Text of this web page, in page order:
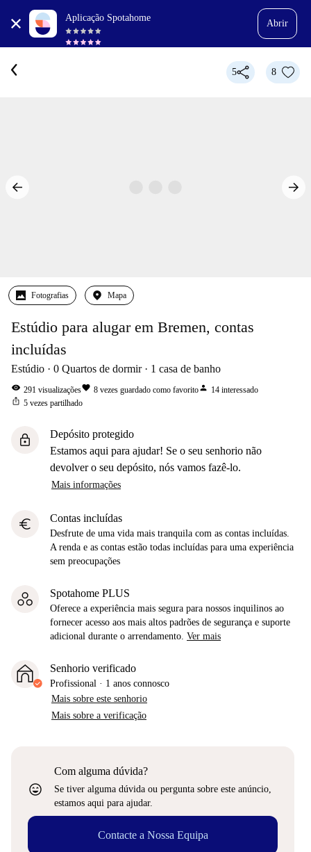
Aplicação Spotahome
Abrir
5 8
Fotografias Mapa
Estúdio para alugar em Bremen, contas
incluídas
Estúdio 0 Quartos de dormir 1 casa de banho
visibility 291 visualizaçõesfavorite 8 vezes guardado como favoritoperson 14 interessado
ios_share 5 vezes partilhado
lock
Depósito protegido
Estamos aqui para ajudar! Se o seu senhorio não
devolver o seu depósito, nós vamos fazê-lo.
Mais informações
euro Contas incluídas
Desfrute de uma vida mais tranquila com as contas incluídas.
A renda e as contas estão todas incluídas para uma experiência
sem preocupações
Spotahome PLUS
Oferece a experiência mais segura para nossos inquilinos ao
fornecer acesso aos mais altos padrões de segurança e suporte
adicional durante o arrendamento. Ver mais
Senhorio verificado
Profissional · 1 anos connosco
Mais sobre este senhorio
Mais sobre a verificação
sentiment_very_satisfied
Com alguma dúvida?
Se tiver alguma dúvida ou pergunta sobre este anúncio,
estamos aqui para ajudar.
Contacte a Nossa Equipa